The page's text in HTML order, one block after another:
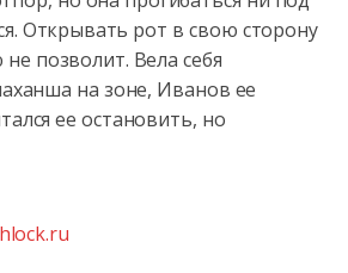
Открывать рот в свою сторону
позволит. Вела себя
на зоне, Иванов ее
ее остановить, но